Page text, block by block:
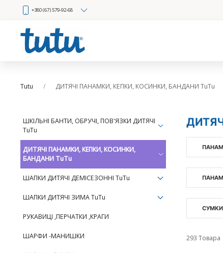
+380 (67) 579-92-68
Tutu ДИТЯЧІ ПАНАМКИ, КЕПКИ, КОСИНКИ, БАНДАНИ TuTu
ШКІЛЬНІ БАНТИ, ОБРУЧІ, ПОВ'ЯЗКИ ДИТЯЧІ
TuTu
ДИТЯЧІ ПАНАМКИ, КЕПКИ, КОСИНКИ,
БАНДАНИ TuTu
ШАПКИ ДИТЯЧІ ДЕМІСЕЗОННІ TuTu
ШАПКИ ДИТЯЧІ ЗИМА TuTu
РУКАВИЦІ ,ПЕРЧАТКИ ,КРАГИ
ШАРФИ -МАНИШКИ 293 Товара